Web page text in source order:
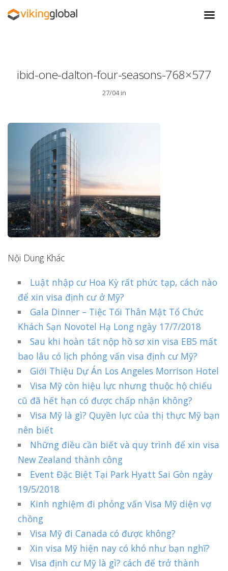
ibid-one-dalton-four-seasons-768×577
27/04 in
Nội Dung Khác
Luật nhập cư Hoa Kỳ rất phức tạp, cách nào
để xin visa định cư ở Mỹ?
Gala Dinner – Tiệc Tối Thân Mật Tổ Chức
Khách Sạn Novotel Hạ Long ngày 17/7/2018
Sau khi hoàn tất nộp hồ sơ xin visa EB5 mất
bao lâu có lịch phỏng vấn visa định cư Mỹ?
Giới Thiệu Dự Án Los Angeles Morrison Hotel
Visa Mỹ còn hiệu lực nhưng thuộc hộ chiếu
cũ đã hết hạn có được chấp nhận không?
Visa Mỹ là gì? Quyền lực của thị thực Mỹ bạn
nên biết
Những điều cần biết và quy trình để xin visa
New Zealand thành công
Event Đặc Biệt Tại Park Hyatt Sai Gòn ngày
19/5/2018
Kinh nghiệm đi phỏng vấn Visa Mỹ diện vợ
chồng
Visa Mỹ đi Canada có được không?
Xin visa Mỹ hiện nay có khó như bạn nghĩ?
Visa định cư Mỹ là gì? cách để trở thành